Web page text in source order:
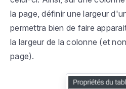
la page, définir une largeur
permettra bien de faire
la largeur de la colonne (et
page).